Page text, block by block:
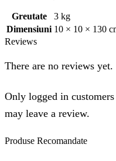
Greutate
3 kg
Dimensiuni 10 × 10 × 130
Reviews
There are no reviews yet.
Only logged in
may leave a review.
Produse Recomandate